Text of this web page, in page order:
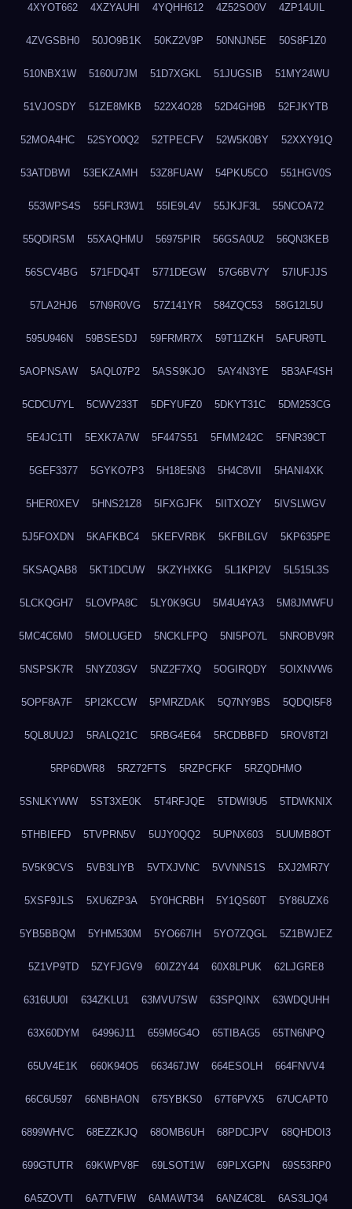
4XYOT662 4XZYAUHI 4YQHH612 4Z52SO0V 4ZP14UIL
4ZVGSBH0 50JO9B1K 50KZ2V9P 50NNJN5E 50S8F1Z0
510NBX1W 5160U7JM 51D7XGKL 51JUGSIB 51MY24WU
51VJOSDY 51ZE8MKB 522X4O28 52D4GH9B 52FJKYTB
52MOA4HC 52SYO0Q2 52TPECFV 52W5K0BY 52XXY91Q
53ATDBWI 53EKZAMH 53Z8FUAW 54PKU5CO 551HGV0S
553WPS4S 55FLR3W1 55IE9L4V 55JKJF3L 55NCOA72
55QDIRSM 55XAQHMU 56975PIR 56GSA0U2 56QN3KEB
56SCV4BG 571FDQ4T 5771DEGW 57G6BV7Y 57IUFJJS
57LA2HJ6 57N9R0VG 57Z141YR 584ZQC53 58G12L5U
595U946N 59BSESDJ 59FRMR7X 59T11ZKH 5AFUR9TL
5AOPNSAW 5AQL07P2 5ASS9KJO 5AY4N3YE 5B3AF4SH
5CDCU7YL 5CWV233T 5DFYUFZ0 5DKYT31C 5DM253CG
5E4JC1TI 5EXK7A7W 5F447S51 5FMM242C 5FNR39CT
5GEF3377 5GYKO7P3 5H18E5N3 5H4C8VII 5HANI4XK
5HER0XEV 5HNS21Z8 5IFXGJFK 5IITXOZY 5IVSLWGV
5J5FOXDN 5KAFKBC4 5KEFVRBK 5KFBILGV 5KP635PE
5KSAQAB8 5KT1DCUW 5KZYHXKG 5L1KPI2V 5L515L3S
5LCKQGH7 5LOVPA8C 5LY0K9GU 5M4U4YA3 5M8JMWFU
5MC4C6M0 5MOLUGED 5NCKLFPQ 5NI5PO7L 5NROBV9R
5NSPSK7R 5NYZ03GV 5NZ2F7XQ 5OGIRQDY 5OIXNVW6
5OPF8A7F 5PI2KCCW 5PMRZDAK 5Q7NY9BS 5QDQI5F8
5QL8UU2J 5RALQ21C 5RBG4E64 5RCDBBFD 5ROV8T2I
5RP6DWR8 5RZ72FTS 5RZPCFKF 5RZQDHMO
5SNLKYWW 5ST3XE0K 5T4RFJQE 5TDWI9U5 5TDWKNIX
5THBIEFD 5TVPRN5V 5UJY0QQ2 5UPNX603 5UUMB8OT
5V5K9CVS 5VB3LIYB 5VTXJVNC 5VVNNS1S 5XJ2MR7Y
5XSF9JLS 5XU6ZP3A 5Y0HCRBH 5Y1QS60T 5Y86UZX6
5YB5BBQM 5YHM530M 5YO667IH 5YO7ZQGL 5Z1BWJEZ
5Z1VP9TD 5ZYFJGV9 60IZ2Y44 60X8LPUK 62LJGRE8
6316UU0I 634ZKLU1 63MVU7SW 63SPQINX 63WDQUHH
63X60DYM 64996J11 659M6G4O 65TIBAG5 65TN6NPQ
65UV4E1K 660K94O5 663467JW 664ESOLH 664FNVV4
66C6U597 66NBHAON 675YBKS0 67T6PVX5 67UCAPT0
6899WHVC 68EZZKJQ 68OMB6UH 68PDCJPV 68QHDOI3
699GTUTR 69KWPV8F 69LSOT1W 69PLXGPN 69S53RP0
6A5ZOVTI 6A7TVFIW 6AMAWT34 6ANZ4C8L 6AS3LJQ4